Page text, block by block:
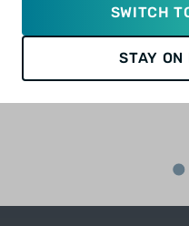
SWITCH
STAY ON